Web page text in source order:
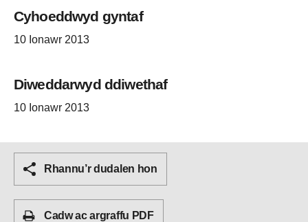
Cyhoeddwyd gyntaf
10 Ionawr 2013
Diweddarwyd ddiwethaf
10 Ionawr 2013
Rhannu’r dudalen hon
Cadw ac argraffu PDF